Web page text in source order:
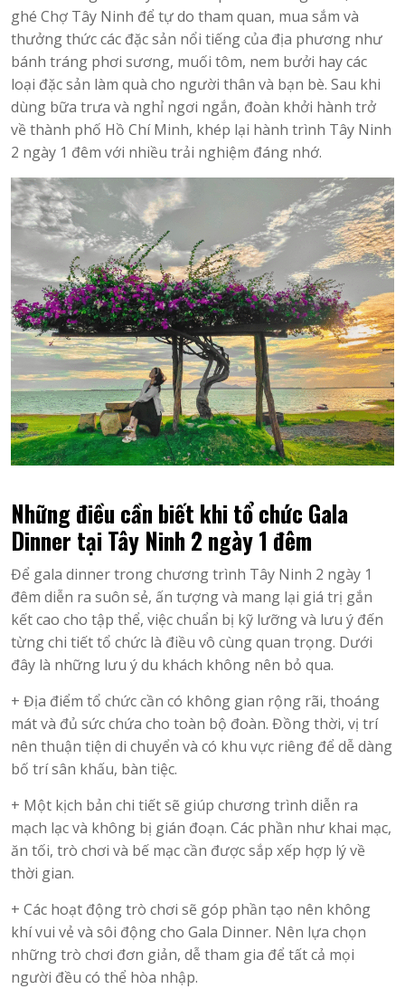
ghé Chợ Tây Ninh để tự do tham quan, mua sắm và
thưởng thức các đặc sản nổi tiếng của địa phương như
bánh tráng phơi sương, muối tôm, nem bưởi hay các
loại đặc sản làm quà cho người thân và bạn bè. Sau khi
dùng bữa trưa và nghỉ ngơi ngắn, đoàn khởi hành trở
về thành phố Hồ Chí Minh, khép lại hành trình Tây Ninh
2 ngày 1 đêm với nhiều trải nghiệm đáng nhớ.
Những điều cần biết khi tổ chức Gala
Dinner tại Tây Ninh 2 ngày 1 đêm
Để gala dinner trong chương trình Tây Ninh 2 ngày 1
đêm diễn ra suôn sẻ, ấn tượng và mang lại giá trị gắn
kết cao cho tập thể, việc chuẩn bị kỹ lưỡng và lưu ý đến
từng chi tiết tổ chức là điều vô cùng quan trọng. Dưới
đây là những lưu ý du khách không nên bỏ qua.
+ Địa điểm tổ chức cần có không gian rộng rãi, thoáng
mát và đủ sức chứa cho toàn bộ đoàn. Đồng thời, vị trí
nên thuận tiện di chuyển và có khu vực riêng để dễ dàng
bố trí sân khấu, bàn tiệc.
+ Một kịch bản chi tiết sẽ giúp chương trình diễn ra
mạch lạc và không bị gián đoạn. Các phần như khai mạc,
ăn tối, trò chơi và bế mạc cần được sắp xếp hợp lý về
thời gian.
+ Các hoạt động trò chơi sẽ góp phần tạo nên không
khí vui vẻ và sôi động cho Gala Dinner. Nên lựa chọn
những trò chơi đơn giản, dễ tham gia để tất cả mọi
người đều có thể hòa nhập.